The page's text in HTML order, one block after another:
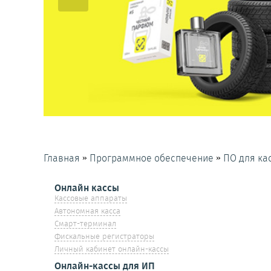
Главная » Программное обеспечение » ПО для
Онлайн кассы
Кассовые аппараты
Автономная касса
Смарт-терминал
Фискальные регистраторы
Личный кабинет онлайн-кассы
Онлайн-кассы для ИП